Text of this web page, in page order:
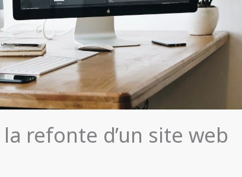
refonte d’un site web